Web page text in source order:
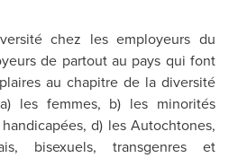
chez les employeurs du
de partout au pays qui font
au chapitre de la diversité
les femmes, b) les minorités
d) les Autochtones,
bisexuels, transgenres et